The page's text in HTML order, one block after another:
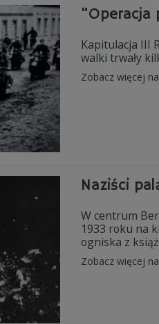
"Operacja
Kapitulacja III
walki trwały
Zobacz więcej
Naziści
W centrum
1933 roku na
ogniska z
Zobacz więcej